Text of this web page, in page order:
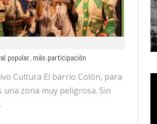
popular, más participación
Cultura El barrio Colón, para
una zona muy peligrosa. Sin